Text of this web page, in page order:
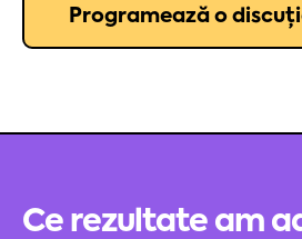
Programează o
Ce rezultate am